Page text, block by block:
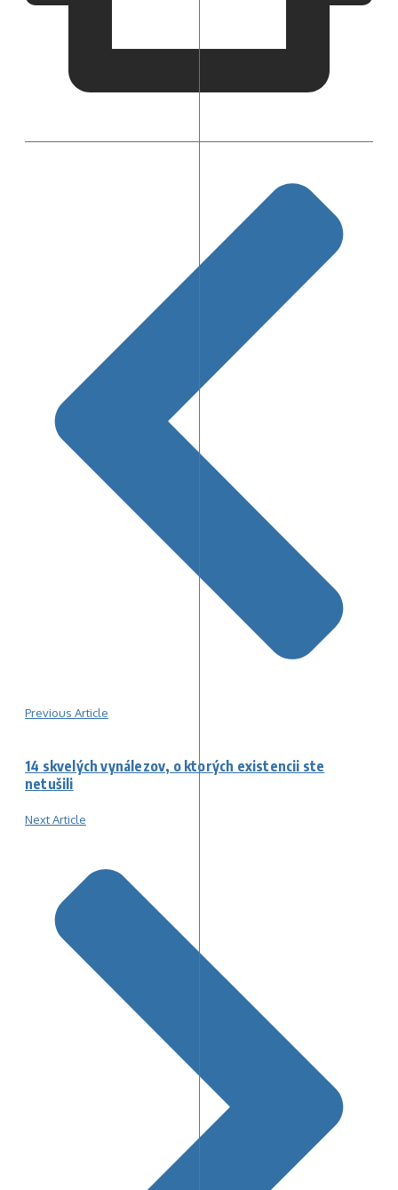
Previous Article
14 skvelých vynálezov, o ktorých existencii ste
netušili
Next Article